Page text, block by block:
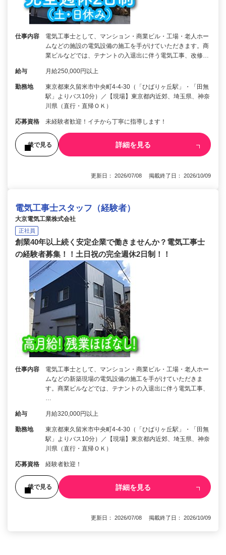
仕事内容
電気工事士として、マンション・商業ビル・工場・老人ホー
ムなどの施設の電気設備の施工を手がけていただきます。商
業ビルなどでは、テナントの入退出に伴う電気工事、改修…
給与 月給250,000円以上
勤務地
東京都東久留米市中央町4-4-30（「ひばりヶ丘駅」・「田無
駅」よりバス10分）／【現場】東京都内近郊、埼玉県、神奈
川県（直行・直帰ＯＫ）
応募資格 未経験者歓迎！イチから丁寧に指導します！
後で見る 詳細を見る
更新日： 2026/07/08 掲載終了日： 2026/10/09
電気工事士スタッフ（経験者）
大京電気工業株式会社
正社員
創業40年以上続く安定企業で働きませんか？電気工事士
の経験者募集！！土日祝の完全週休2日制！！
仕事内容
電気工事士として、マンション・商業ビル・工場・老人ホー
ムなどの新築現場の電気設備の施工を手がけていただきま
す。商業ビルなどでは、テナントの入退出に伴う電気工事、
…
給与 月給320,000円以上
勤務地
東京都東久留米市中央町4-4-30（「ひばりヶ丘駅」・「田無
駅」よりバス10分）／【現場】東京都内近郊、埼玉県、神奈
川県（直行・直帰ＯＫ）
応募資格 経験者歓迎！
後で見る 詳細を見る
更新日： 2026/07/08 掲載終了日： 2026/10/09